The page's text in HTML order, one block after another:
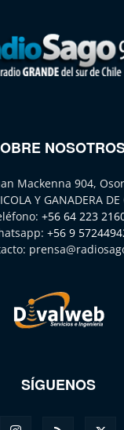
Mackenna 904,
Y GANADERA
+56 64 223
+56 9
SÍGUENOS